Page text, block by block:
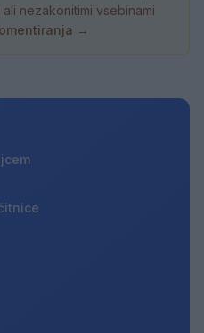
nezakonitimi vsebinami
→